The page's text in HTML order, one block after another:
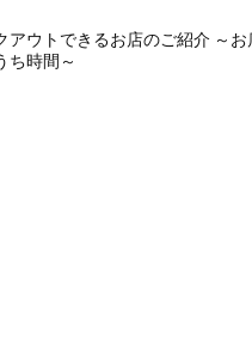
アウトできるお店のご紹介 ～
ち時間～